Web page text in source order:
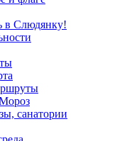
в Слюдянку!
санатории